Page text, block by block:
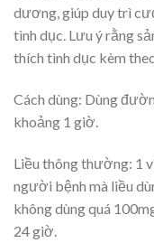
dương, giúp duy trì
tình dục. Lưu ý rằng
thích tình dục kèm
Cách dùng: Dùng
khoảng 1 giờ.
Liều thông thường: 1
người bệnh mà liều
không dùng quá
24 giờ.